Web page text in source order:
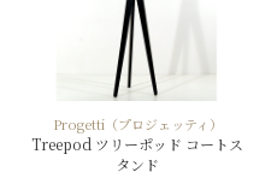
Progetti（プロジェッティ）
Treepod ツリーポッド コートス
タンド